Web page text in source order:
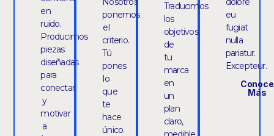
en
ruido.
Producimos
piezas
diseñadas
para
conectar
y
motivar
a
ponemos
el
criterio.
Tú
pones
lo
que
te
hace
único.
Traducimos
los
objetivos
de
tu
marca
en
un
plan
claro,
eu
fugiat
nulla
pariatur.
Excepteur.
Conoce
Más